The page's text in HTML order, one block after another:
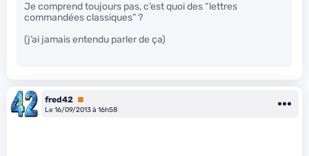
Je comprend toujours pas, c’est quoi des “lettres
commandées classiques” ?
(j’ai jamais entendu parler de ça)
fred42 Premium
Le 16/09/2013 à 16h58